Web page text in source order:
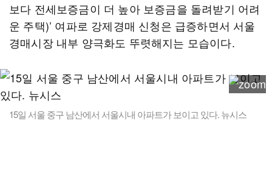
보다 전세보증금이 더 높아 보증금을 돌려받기 어려
운 주택)’ 여파로 강제경매 신청은 급증하면서 서울
경매시장 내부 양극화도 뚜렷해지는 모습이다.
15일 서울 중구 남산에서 서울시내 아파트가 보이고 있다. 뉴시스